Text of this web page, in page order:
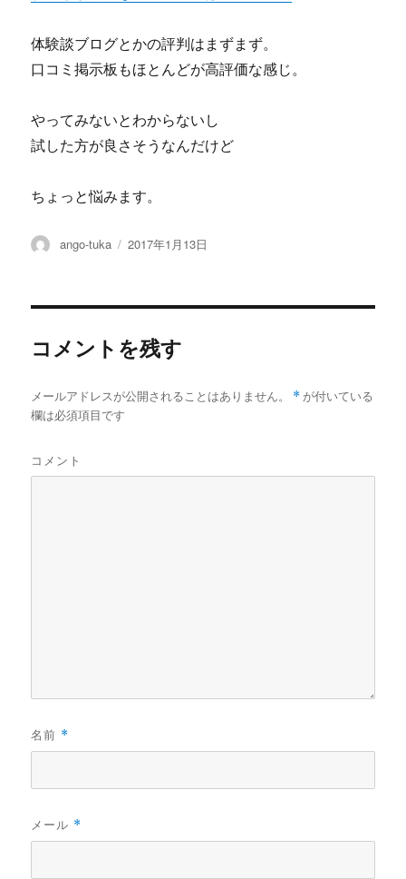
体験談ブログとかの評判はまずまず。
口コミ掲示板もほとんどが高評価な感じ。
やってみないとわからないし
試した方が良さそうなんだけど
ちょっと悩みます。
投
ango-tuka
投
2017年1月13日
コメントを残す
メールアドレスが公開されることはありません。 * が付いている
欄は必須項目です
コメント
名前 *
メール *